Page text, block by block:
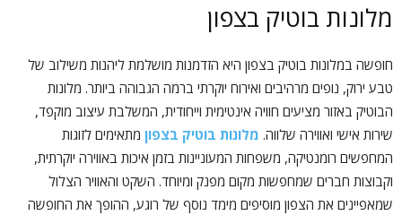
מלונות בוטיק בצפון
חופשה במלונות בוטיק בצפון היא הזדמנות מושלמת ליהנות משילוב של
טבע ירוק, נופים מרהיבים ואירוח יוקרתי ברמה הגבוהה ביותר. מלונות
הבוטיק באזור מציעים חוויה אינטימית וייחודית, המשלבת עיצוב מוקפד,
שירות אישי ואווירה שלווה. מלונות בוטיק בצפון מתאימים לזוגות
המחפשים רומנטיקה, משפחות המעוניינות בזמן איכות באווירה יוקרתית,
וקבוצות חברים שמחפשות מקום מפנק ומיוחד. השקט והאוויר הצלול
שמאפיינים את הצפון מוסיפים מימד נוסף של רוגע, ההופך את החופשה